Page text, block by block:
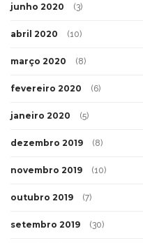
junho 2020 (3)
abril 2020 (10)
março 2020 (8)
fevereiro 2020 (6)
janeiro 2020 (5)
dezembro 2019 (8)
novembro 2019 (10)
outubro 2019 (7)
setembro 2019 (30)